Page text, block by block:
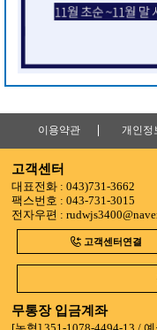
이용약관 개인정
고객센터
대표전화 : 043)731-3662
팩스번호 : 043-731-3015
전자우편 :
고객센터연결
무통장 입금계좌